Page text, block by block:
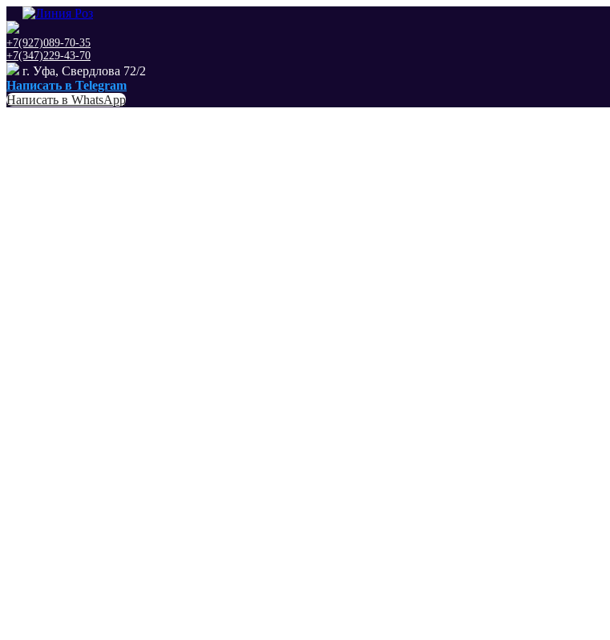
+7(927)089-70-35
+7(347)229-43-70
г. Уфа, Свердлова 72/2
Написать в Telegram
Написать в WhatsApp